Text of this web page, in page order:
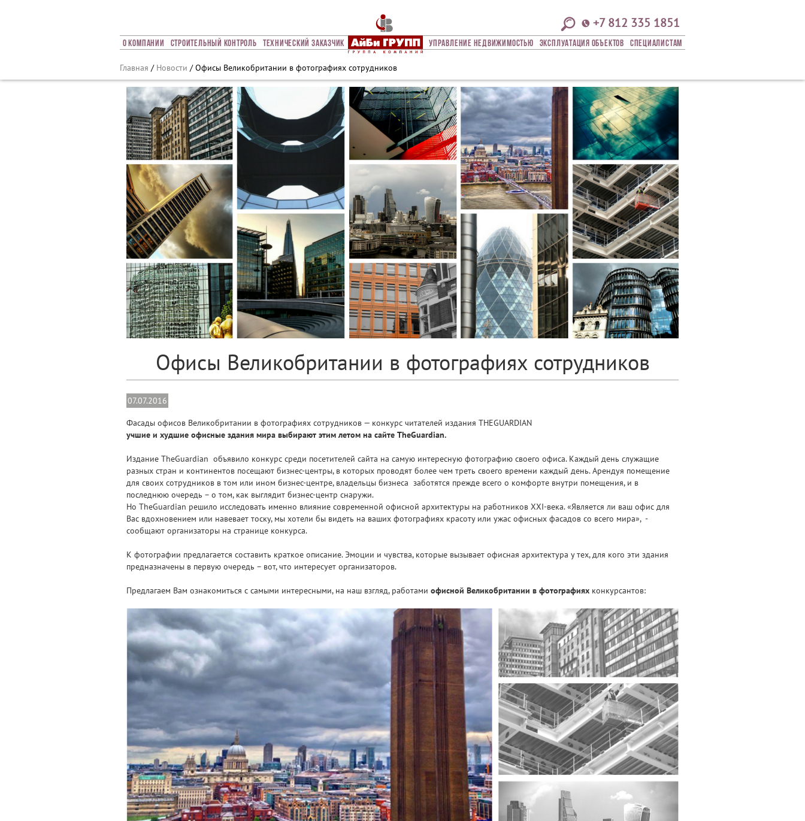
+7 812 335 1851
О Компании Строительный Контроль Технический Заказчик Управление Недвижимостью Эксплуатация Объектов СПЕЦИАЛИСТАМ
Главная / Новости / Офисы Великобритании в фотографиях сотрудников
Офисы Великобритании в фотографиях сотрудников
07.07.2016
Фасады офисов Великобритании в фотографиях сотрудников — конкурс читателей издания THEGUARDIAN
учшие и худшие офисные здания мира выбирают этим летом на сайте TheGuardian.
Издание TheGuardian объявило конкурс среди посетителей сайта на самую интересную фотографию своего офиса. Каждый день служащие
разных стран и континентов посещают бизнес-центры, в которых проводят более чем треть своего времени каждый день. Арендуя помещение
для своих сотрудников в том или ином бизнес-центре, владельцы бизнеса заботятся прежде всего о комфорте внутри помещения, и в
последнюю очередь – о том, как выглядит бизнес-центр снаружи.
Но TheGuardian решило исследовать именно влияние современной офисной архитектуры на работников XXI-века. «Является ли ваш офис для
Вас вдохновением или навевает тоску, мы хотели бы видеть на ваших фотографиях красоту или ужас офисных фасадов со всего мира», -
сообщают организаторы на странице конкурса.
К фотографии предлагается составить краткое описание. Эмоции и чувства, которые вызывает офисная архитектура у тех, для кого эти здания
предназначены в первую очередь – вот, что интересует организаторов.
Предлагаем Вам ознакомиться с самыми интересными, на наш взгляд, работами офисной Великобритании в фотографиях конкурсантов: